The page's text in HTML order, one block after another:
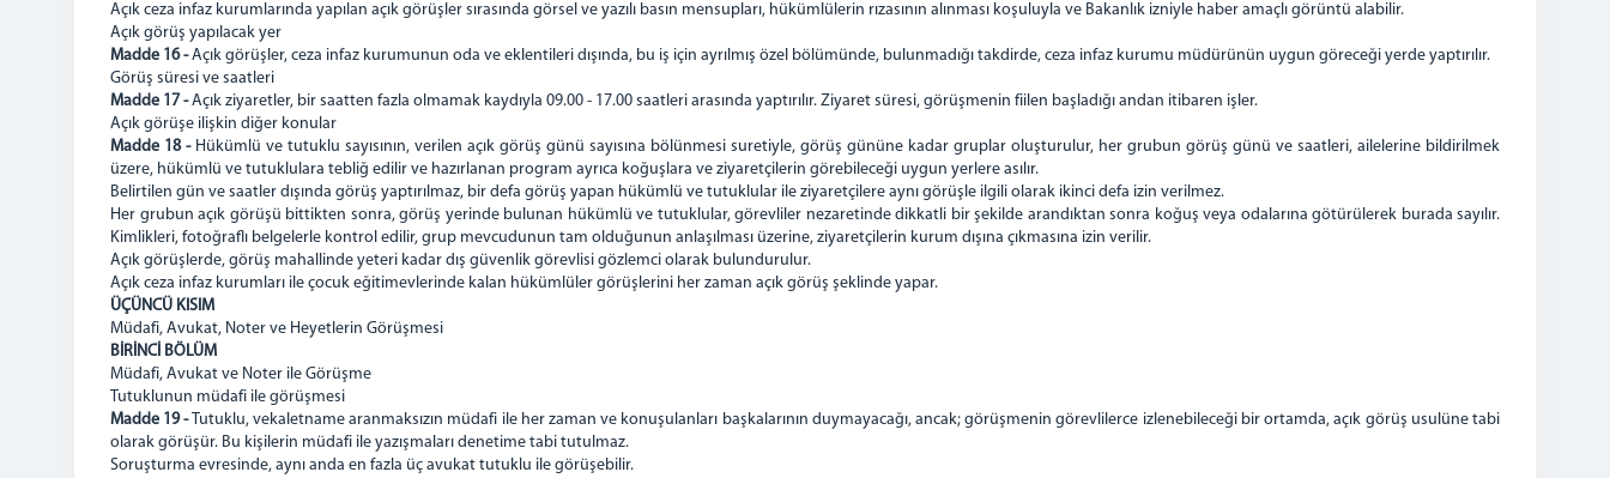
Açık ceza infaz kurumlarında yapılan açık görüşler sırasında görsel ve yazılı basın mensupları, hükümlülerin rızasının alınması koşuluyla ve Bakanlık izniyle haber amaçlı görüntü alabilir.
Açık görüş yapılacak yer
Madde 16 -Açık görüşler, ceza infaz kurumunun oda ve eklentileri dışında, bu iş için ayrılmış özel bölümünde, bulunmadığı takdirde, ceza infaz kurumu müdürünün uygun göreceği yerde yaptırılır.
Görüş süresi ve saatleri
Madde 17 -Açık ziyaretler, bir saatten fazla olmamak kaydıyla 09.00 - 17.00 saatleri arasında yaptırılır. Ziyaret süresi, görüşmenin fiilen başladığı andan itibaren işler.
Açık görüşe ilişkin diğer konular
Madde 18 -Hükümlü ve tutuklu sayısının, verilen açık görüş günü sayısına bölünmesi suretiyle, görüş gününe kadar gruplar oluşturulur, her grubun görüş günü ve saatleri, ailelerine bildirilmek
üzere, hükümlü ve tutuklulara tebliğ edilir ve hazırlanan program ayrıca koğuşlara ve ziyaretçilerin görebileceği uygun yerlere asılır.
Belirtilen gün ve saatler dışında görüş yaptırılmaz, bir defa görüş yapan hükümlü ve tutuklular ile ziyaretçilere aynı görüşle ilgili olarak ikinci defa izin verilmez.
Her grubun açık görüşü bittikten sonra, görüş yerinde bulunan hükümlü ve tutuklular, görevliler nezaretinde dikkatli bir şekilde arandıktan sonra koğuş veya odalarına götürülerek burada sayılır.
Kimlikleri, fotoğraflı belgelerle kontrol edilir, grup mevcudunun tam olduğunun anlaşılması üzerine, ziyaretçilerin kurum dışına çıkmasına izin verilir.
Açık görüşlerde, görüş mahallinde yeteri kadar dış güvenlik görevlisi gözlemci olarak bulundurulur.
Açık ceza infaz kurumları ile çocuk eğitimevlerinde kalan hükümlüler görüşlerini her zaman açık görüş şeklinde yapar.
ÜÇÜNCÜ KISIM
Müdafi, Avukat, Noter ve Heyetlerin Görüşmesi
BİRİNCİ BÖLÜM
Müdafi, Avukat ve Noter ile Görüşme
Tutuklunun müdafi ile görüşmesi
Madde 19 -Tutuklu, vekaletname aranmaksızın müdafi ile her zaman ve konuşulanları başkalarının duymayacağı, ancak; görüşmenin görevlilerce izlenebileceği bir ortamda, açık görüş usulüne tabi
olarak görüşür. Bu kişilerin müdafi ile yazışmaları denetime tabi tutulmaz.
Soruşturma evresinde, aynı anda en fazla üç avukat tutuklu ile görüşebilir.